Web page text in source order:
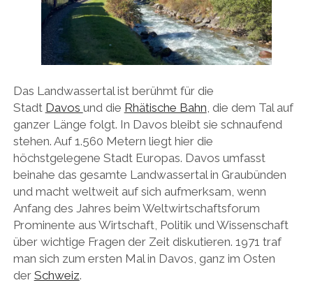
Das Landwassertal ist berühmt für die
Stadt Davos und die Rhätische Bahn, die dem Tal auf
ganzer Länge folgt. In Davos bleibt sie schnaufend
stehen. Auf 1.560 Metern liegt hier die
höchstgelegene Stadt Europas. Davos umfasst
beinahe das gesamte Landwassertal in Graubünden
und macht weltweit auf sich aufmerksam, wenn
Anfang des Jahres beim Weltwirtschaftsforum
Prominente aus Wirtschaft, Politik und Wissenschaft
über wichtige Fragen der Zeit diskutieren. 1971 traf
man sich zum ersten Mal in Davos, ganz im Osten
der Schweiz.